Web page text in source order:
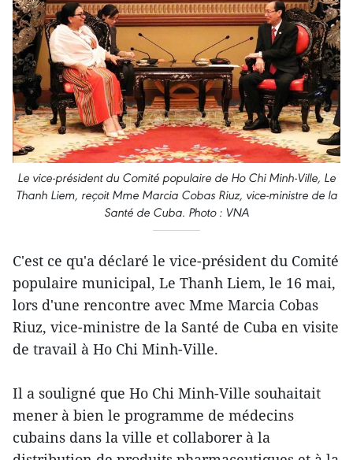
Le vice-président du Comité populaire de Ho Chi Minh-Ville, Le
Thanh Liem, reçoit Mme Marcia Cobas Riuz, vice-ministre de la
Santé de Cuba. Photo : VNA
C'est ce qu'a déclaré le vice-président du Comité
populaire municipal, Le Thanh Liem, le 16 mai,
lors d'une rencontre avec Mme Marcia Cobas
Riuz, vice-ministre de la Santé de Cuba en visite
de travail à Ho Chi Minh-Ville.
Il a souligné que Ho Chi Minh-Ville souhaitait
mener à bien le programme de médecins
cubains dans la ville et collaborer à la